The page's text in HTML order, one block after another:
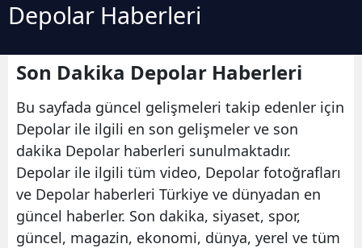
Depolar Haberleri
Son Dakika Depolar Haberleri
Bu sayfada güncel gelişmeleri takip edenler için
Depolar ile ilgili en son gelişmeler ve son
dakika Depolar haberleri sunulmaktadır.
Depolar ile ilgili tüm video, Depolar fotoğrafları
ve Depolar haberleri Türkiye ve dünyadan en
güncel haberler. Son dakika, siyaset, spor,
güncel, magazin, ekonomi, dünya, yerel ve tüm